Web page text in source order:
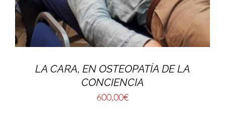
LA CARA, EN OSTEOPATÍA DE LA
CONCIENCIA
600,00€